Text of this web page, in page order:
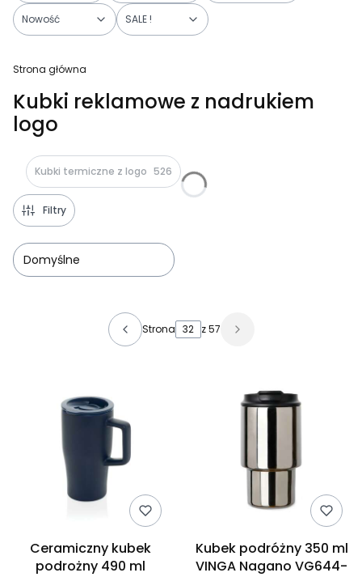
Nowość SALE !
Strona główna
Kubki reklamowe z nadrukiem
logo
Kubki termiczne z logo 526
Filtry
Domyślne
Lista produktów
Strona z 57
Ceramiczny kubek
podrożny 490 ml
Kubek podróżny 350 ml
VINGA Nagano VG644-